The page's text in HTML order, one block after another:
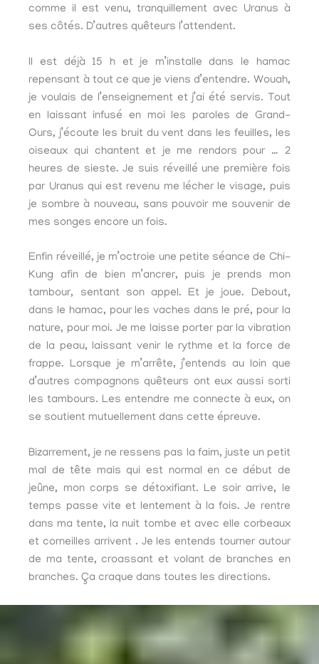
comme il est venu, tranquillement avec Uranus à
ses côtés. D’autres quêteurs l’attendent.
Il est déjà 15 h et je m’installe dans le hamac
repensant à tout ce que je viens d’entendre. Wouah,
je voulais de l’enseignement et j’ai été servis. Tout
en laissant infusé en moi les paroles de Grand-
Ours, j’écoute les bruit du vent dans les feuilles, les
oiseaux qui chantent et je me rendors pour … 2
heures de sieste. Je suis réveillé une première fois
par Uranus qui est revenu me lécher le visage, puis
je sombre à nouveau, sans pouvoir me souvenir de
mes songes encore un fois.
Enfin réveillé, je m’octroie une petite séance de Chi-
Kung afin de bien m’ancrer, puis je prends mon
tambour, sentant son appel. Et je joue. Debout,
dans le hamac, pour les vaches dans le pré, pour la
nature, pour moi. Je me laisse porter par la vibration
de la peau, laissant venir le rythme et la force de
frappe. Lorsque je m’arrête, j’entends au loin que
d’autres compagnons quêteurs ont eux aussi sorti
les tambours. Les entendre me connecte à eux, on
se soutient mutuellement dans cette épreuve.
Bizarrement, je ne ressens pas la faim, juste un petit
mal de tête mais qui est normal en ce début de
jeûne, mon corps se détoxifiant. Le soir arrive, le
temps passe vite et lentement à la fois. Je rentre
dans ma tente, la nuit tombe et avec elle corbeaux
et corneilles arrivent . Je les entends tourner autour
de ma tente, croassant et volant de branches en
branches. Ça craque dans toutes les directions.